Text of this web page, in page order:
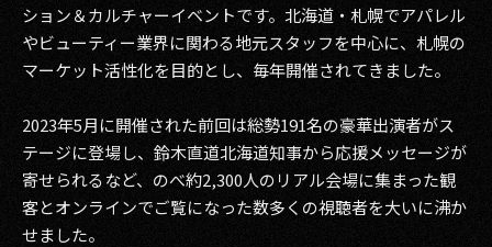
ション＆カルチャーイベントです。北海道・札幌でアパレル
やビューティー業界に関わる地元スタッフを中心に、札幌の
マーケット活性化を目的とし、毎年開催されてきました。
2023年5月に開催された前回は総勢191名の豪華出演者がス
テージに登場し、鈴木直道北海道知事から応援メッセージが
寄せられるなど、のべ約2,300人のリアル会場に集まった観
客とオンラインでご覧になった数多くの視聴者を大いに沸か
せました。